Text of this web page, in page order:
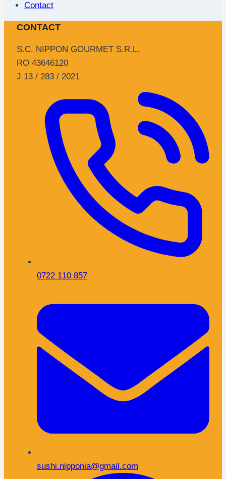
Contact
CONTACT
S.C. NIPPON GOURMET S.R.L.
RO 43646120
J 13 / 283 / 2021
0722 110 857
sushi.nipponia@gmail.com